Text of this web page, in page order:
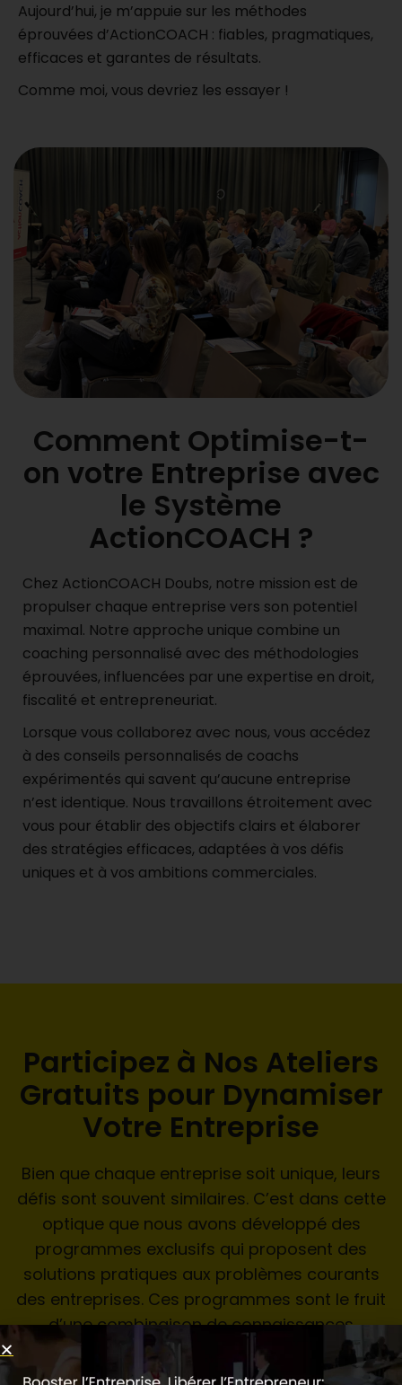
Aujourd’hui, je m’appuie sur les méthodes
éprouvées d’ActionCOACH : fiables, pragmatiques,
efficaces et garantes de résultats.
Comme moi, vous devriez les essayer !
Comment Optimise-t-
on votre Entreprise avec
le Système
ActionCOACH ?
Chez ActionCOACH Doubs, notre mission est de
propulser chaque entreprise vers son potentiel
maximal. Notre approche unique combine un
coaching personnalisé avec des méthodologies
éprouvées, influencées par une expertise en droit,
fiscalité et entrepreneuriat.
Lorsque vous collaborez avec nous, vous accédez
à des conseils personnalisés de coachs
expérimentés qui savent qu’aucune entreprise
n’est identique. Nous travaillons étroitement avec
vous pour établir des objectifs clairs et élaborer
des stratégies efficaces, adaptées à vos défis
uniques et à vos ambitions commerciales.
Participez à Nos Ateliers
Gratuits pour Dynamiser
Votre Entreprise
Bien que chaque entreprise soit unique, leurs
défis sont souvent similaires. C’est dans cette
optique que nous avons développé des
programmes exclusifs qui proposent des
solutions pratiques aux problèmes courants
des entreprises. Ces programmes sont le fruit
d’une combinaison de connaissances
juridiques approfondies, d’une compréhension
aiguë des affaires, et d’un engagement